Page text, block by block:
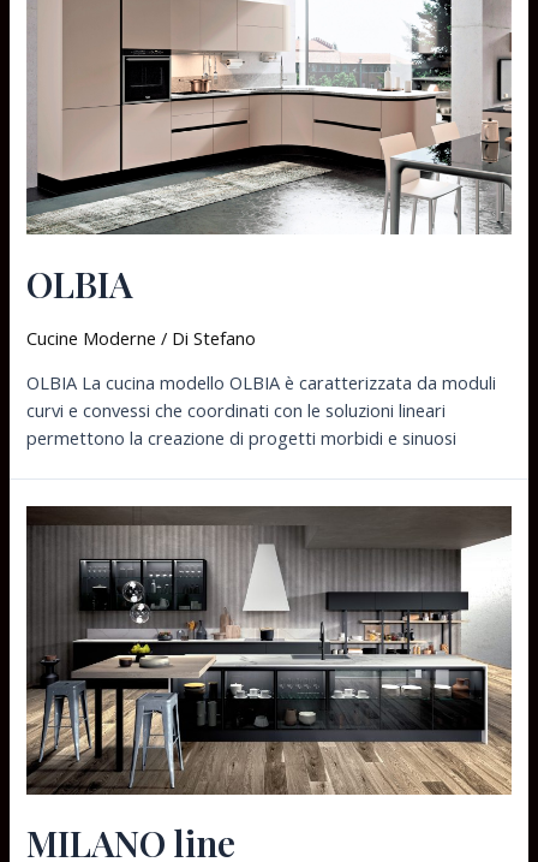
OLBIA
Cucine Moderne / DiStefano
OLBIA La cucina modello OLBIA è caratterizzata da moduli
curvi e convessi che coordinati con le soluzioni lineari
permettono la creazione di progetti morbidi e sinuosi
MILANO line